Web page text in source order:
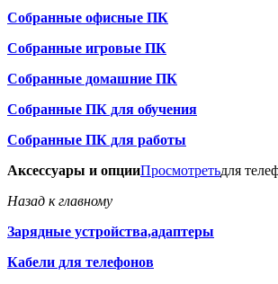
Собранные офисные ПК
Собранные игровые ПК
Собранные домашние ПК
Собранные ПК для обучения
Собранные ПК для работы
Аксессуары и опцииПросмотретьдля
Назад к главному
Зарядные устройства,адаптеры
Кабели для телефонов